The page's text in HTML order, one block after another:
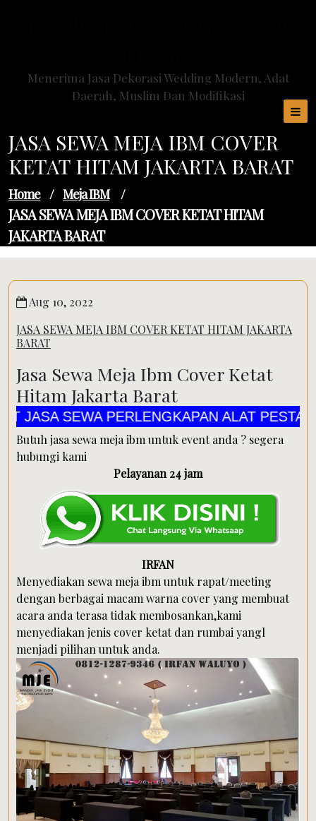
Menerima Jasa Dekorasi Wedding Modern, Adat
Daerah, Muslim Dan Modifikasi
JASA SEWA MEJA IBM COVER
KETAT HITAM JAKARTA BARAT
Home / Meja IBM /
JASA SEWA MEJA IBM COVER KETAT HITAM
JAKARTA BARAT
Aug 10, 2022
JASA SEWA MEJA IBM COVER KETAT HITAM JAKARTA
BARAT
Jasa Sewa Meja Ibm Cover Ketat
Hitam Jakarta Barat
PERLENGKAPAN ALAT PESTA CV
Butuh jasa sewa meja ibm untuk event anda ? segera
hubungi kami
Pelayanan 24 jam
IRFAN
Menyediakan sewa meja ibm untuk rapat/meeting
dengan berbagai macam warna cover yang membuat
acara anda terasa tidak membosankan,kami
menyediakan jenis cover ketat dan rumbai yangl
menjadi pilihan untuk anda.